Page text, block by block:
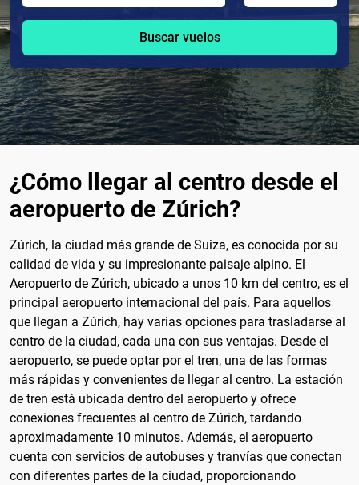
Buscar vuelos
¿Cómo llegar al centro desde el
aeropuerto de Zúrich?
Zúrich, la ciudad más grande de Suiza, es conocida por su
calidad de vida y su impresionante paisaje alpino. El
Aeropuerto de Zúrich, ubicado a unos 10 km del centro, es el
principal aeropuerto internacional del país. Para aquellos
que llegan a Zúrich, hay varias opciones para trasladarse al
centro de la ciudad, cada una con sus ventajas. Desde el
aeropuerto, se puede optar por el tren, una de las formas
más rápidas y convenientes de llegar al centro. La estación
de tren está ubicada dentro del aeropuerto y ofrece
conexiones frecuentes al centro de Zúrich, tardando
aproximadamente 10 minutos. Además, el aeropuerto
cuenta con servicios de autobuses y tranvías que conectan
con diferentes partes de la ciudad, proporcionando